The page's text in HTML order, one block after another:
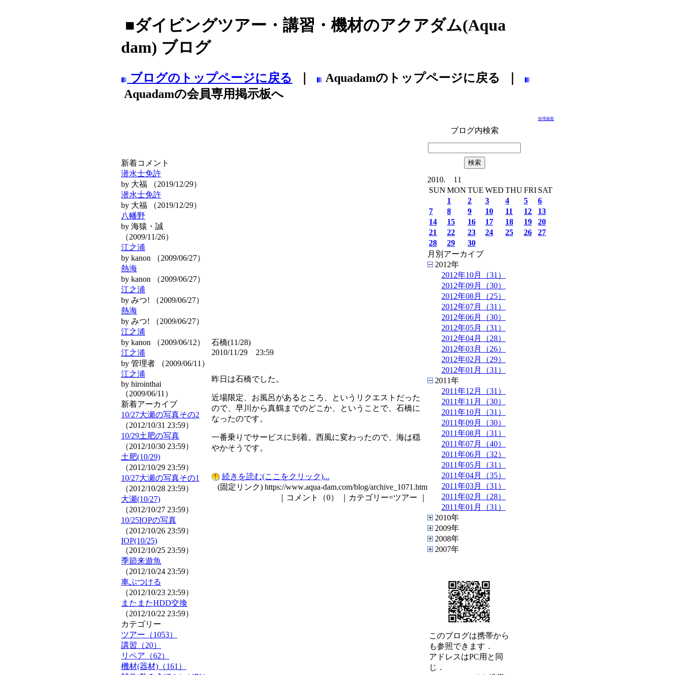
■ダイビングツアー・講習・機材のアクアダム(Aqua
dam) ブログ
ブログのトップページに戻る
Aquadamのトップページに戻る ｜
Aquadamの会員専用掲示板へ
新着コメント
潜水士免許
by 大福 （2019/12/29）
潜水士免許
by 大福 （2019/12/29）
八幡野
by 海猿・誠
（2009/11/26）
江之浦
by kanon （2009/06/27）
熱海
by kanon （2009/06/27）
江之浦
by みつ! （2009/06/27）
熱海
by みつ! （2009/06/27）
江之浦
by kanon （2009/06/12）
江之浦
by 管理者 （2009/06/11）
江之浦
by hirointhai
（2009/06/11）
新着アーカイブ
10/27大瀬の写真その2
（2012/10/31 23:59）
10/29土肥の写真
（2012/10/30 23:59）
土肥(10/29)
（2012/10/29 23:59）
10/27大瀬の写真その1
（2012/10/28 23:59）
大瀬(10/27)
（2012/10/27 23:59）
10/25IOPの写真
（2012/10/26 23:59）
IOP(10/25)
（2012/10/25 23:59）
季節来遊魚
（2012/10/24 23:59）
車ぶつける
（2012/10/23 23:59）
またまたHDD交換
（2012/10/22 23:59）
カテゴリー
ツアー（1053）
講習（20）
リペア（62）
機材(器材)（161）
石橋(11/28)
2010/11/29 23:59
昨日は石橋でした。
近場限定、お風呂があるところ、というリクエストだった
ので、早川から真鶴までのどこか、ということで、石橋に
なったのです。
一番乗りでサービスに到着。西風に変わったので、海は穏
やかそうです。
続きを読む(ここをクリック)...
(固定リンク) https://www.aqua-dam.com/blog/archive_1071.htm
｜コメント（0） ｜カテゴリー=ツアー ｜
管理画面
ブログ内検索
2010. 11
SUN MON TUE WED THUFRI SAT
1
2 3 4 5
6
7
8 9 10 11 12
13
14
15 16 17 18 19
20
21
22 23 24 25 26
27
28
29
30
月別アーカイブ
2012年
2012年10月（31）
2012年09月（30）
2012年08月（25）
2012年07月（31）
2012年06月（30）
2012年05月（31）
2012年04月（28）
2012年03月（26）
2012年02月（29）
2012年01月（31）
2011年
2011年12月（31）
2011年11月（30）
2011年10月（31）
2011年09月（30）
2011年08月（31）
2011年07月（40）
2011年06月（32）
2011年05月（31）
2011年04月（35）
2011年03月（31）
2011年02月（28）
2011年01月（31）
2010年
2009年
2008年
2007年
このブログは携帯から
も参照できます．
アドレスはPC用と同
じ．